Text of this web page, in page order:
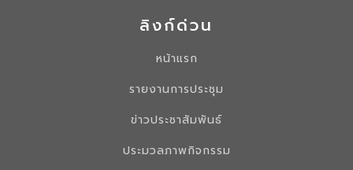
ลิงก์ด่วน
หน้าแรก
รายงานการประชุม
ข่าวประชาสัมพันธ์
ประมวลภาพกิจกรรม